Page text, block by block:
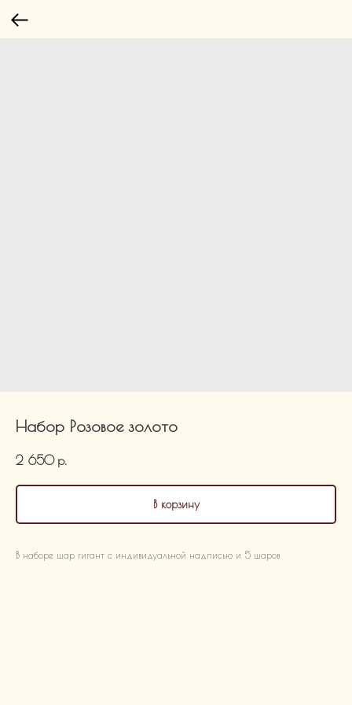
Набор Розовое золото
2 650 р.
В корзину
В наборе шар гигант с индивидуальной надписью и 5 шаров